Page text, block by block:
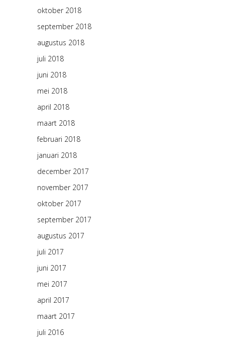
oktober 2018
september 2018
augustus 2018
juli 2018
juni 2018
mei 2018
april 2018
maart 2018
februari 2018
januari 2018
december 2017
november 2017
oktober 2017
september 2017
augustus 2017
juli 2017
juni 2017
mei 2017
april 2017
maart 2017
juli 2016